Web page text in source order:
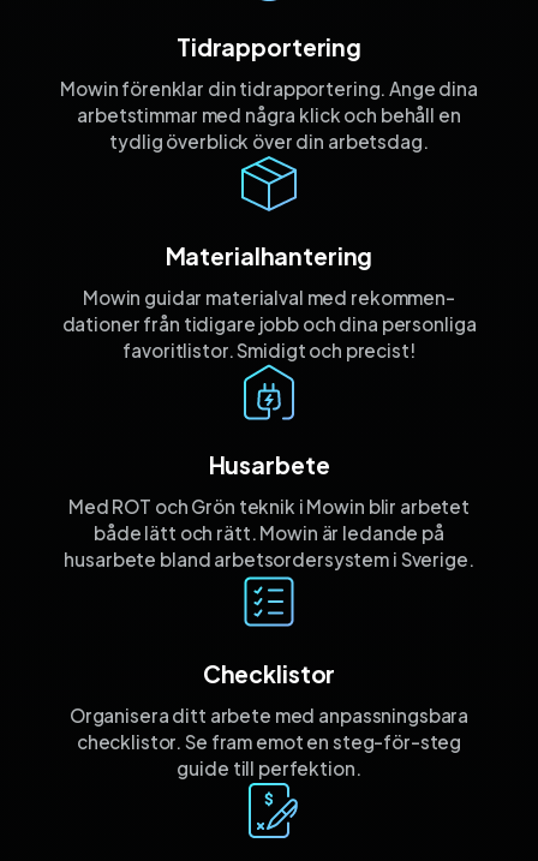
Tidrapportering
Mowin förenklar din tidrapportering. Ange dina
arbetstimmar med några klick och behåll en
tydlig överblick över din arbetsdag.
Materialhantering
Mowin guidar materialval med rekommen­
dationer från tidigare jobb och dina personliga
favorit­listor. Smidigt och precist!
Husarbete
Med ROT och Grön teknik i Mowin blir arbetet
både lätt och rätt. Mowin är ledande på
husarbete bland arbetsordersystem i Sverige.
Checklistor
Organisera ditt arbete med anpassnings­bara
checklistor. Se fram emot en steg-för-steg
guide till perfektion.